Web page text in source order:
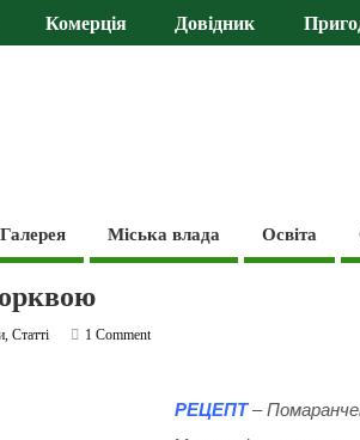
Комерція Довідник
Галерея Міська влада Освіта
,Статті
1 Comment
РЕЦЕПТ–